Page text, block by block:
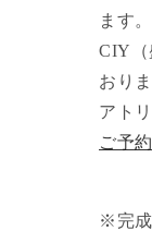
ます。
CIY（
おりま
アト
ご予
※完成